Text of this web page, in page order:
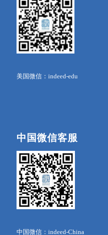
美国微信：indeed-edu
中国微信客服
中国微信：indeed-China